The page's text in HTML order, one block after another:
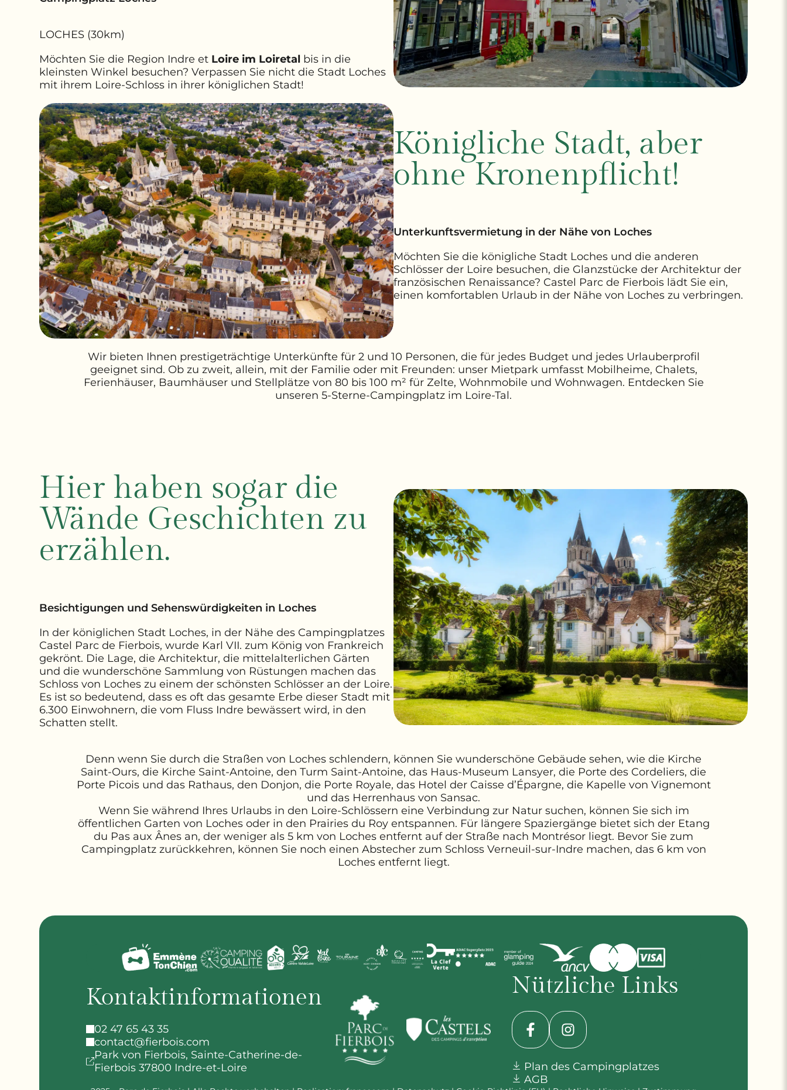
LOCHES (30km)
Möchten Sie die Region Indre et Loire im Loiretal bis in die
kleinsten Winkel besuchen? Verpassen Sie nicht die Stadt Loches
mit ihrem Loire-Schloss in ihrer königlichen Stadt!
Königliche Stadt, aber
ohne Kronenpflicht!
Unterkunftsvermietung in der Nähe von Loches
Möchten Sie die königliche Stadt Loches und die anderen
Schlösser der Loire besuchen, die Glanzstücke der Architektur der
französischen Renaissance? Castel Parc de Fierbois lädt Sie ein,
einen komfortablen Urlaub in der Nähe von Loches zu verbringen.
Wir bieten Ihnen prestigeträchtige Unterkünfte für 2 und 10 Personen, die für jedes Budget und jedes Urlauberprofil
geeignet sind. Ob zu zweit, allein, mit der Familie oder mit Freunden: unser Mietpark umfasst Mobilheime, Chalets,
Ferienhäuser, Baumhäuser und Stellplätze von 80 bis 100 m² für Zelte, Wohnmobile und Wohnwagen. Entdecken Sie
unseren 5-Sterne-Campingplatz im Loire-Tal.
Hier haben sogar die
Wände Geschichten zu
erzählen.
Besichtigungen und Sehenswürdigkeiten in Loches
In der königlichen Stadt Loches, in der Nähe des Campingplatzes
Castel Parc de Fierbois, wurde Karl VII. zum König von Frankreich
gekrönt. Die Lage, die Architektur, die mittelalterlichen Gärten
und die wunderschöne Sammlung von Rüstungen machen das
Schloss von Loches zu einem der schönsten Schlösser an der Loire.
Es ist so bedeutend, dass es oft das gesamte Erbe dieser Stadt mit
6.300 Einwohnern, die vom Fluss Indre bewässert wird, in den
Schatten stellt.
Denn wenn Sie durch die Straßen von Loches schlendern, können Sie wunderschöne Gebäude sehen, wie die Kirche
Saint-Ours, die Kirche Saint-Antoine, den Turm Saint-Antoine, das Haus-Museum Lansyer, die Porte des Cordeliers, die
Porte Picois und das Rathaus, den Donjon, die Porte Royale, das Hotel der Caisse d’Épargne, die Kapelle von Vignemont
und das Herrenhaus von Sansac.
Wenn Sie während Ihres Urlaubs in den Loire-Schlössern eine Verbindung zur Natur suchen, können Sie sich im
öffentlichen Garten von Loches oder in den Prairies du Roy entspannen. Für längere Spaziergänge bietet sich der Etang
du Pas aux Ânes an, der weniger als 5 km von Loches entfernt auf der Straße nach Montrésor liegt. Bevor Sie zum
Campingplatz zurückkehren, können Sie noch einen Abstecher zum Schloss Verneuil-sur-Indre machen, das 6 km von
Loches entfernt liegt.
Kontaktinformationen
02 47 65 43 35
contact@fierbois.com
Park von Fierbois, Sainte-Catherine-de-
Fierbois 37800 Indre-et-Loire
Nützliche Links
Plan des Campingplatzes
AGB